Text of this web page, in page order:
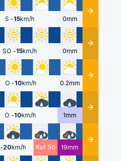
S -15km/h 0mm Détails
SO -15km/h 0mm Détails
O -10km/h 0.2mm Détails
O -10km/h 1mm Détails
-20km/h Raf. 50 19mm Détails